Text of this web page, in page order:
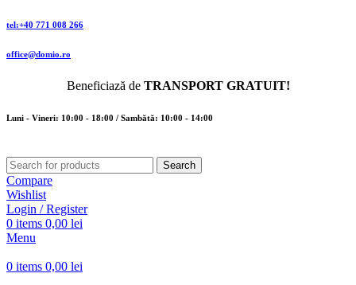
tel:+40 771 008 266
office@domio.ro
Beneficiază de TRANSPORT GRATUIT!
Luni - Vineri: 10:00 - 18:00 / Sambătă: 10:00 - 14:00
Search
Compare
Wishlist
Login / Register
0 items 0,00 lei
Menu
0 items 0,00 lei